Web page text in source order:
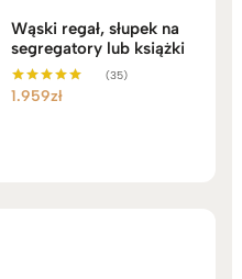
Wąski regał, słupek na
segregatory lub książki
Oceniono
(35)
1.959zł